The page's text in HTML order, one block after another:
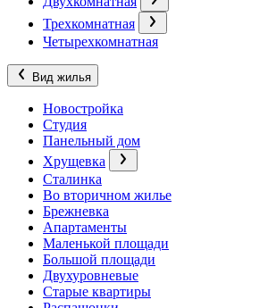
Трехкомнатная
Четырехкомнатная
Вид жилья
Новостройка
Студия
Панельный дом
Хрущевка
Сталинка
Во вторичном жилье
Брежневка
Апартаменты
Маленькой площади
Большой площади
Двухуровневые
Старые квартиры